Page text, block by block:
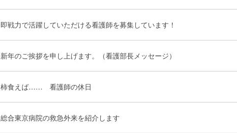
即戦力で活躍していただける看護師を募集しています！
新年のご挨拶を申し上げます。（看護部長メッセージ）
柿食えば…… 看護師の休日
総合東京病院の救急外来を紹介します